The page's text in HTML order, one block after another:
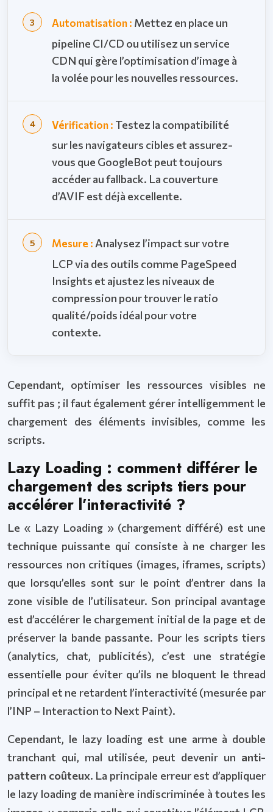
Automatisation : Mettez en place un
pipeline CI/CD ou utilisez un service
CDN qui gère l’optimisation d’image à
la volée pour les nouvelles ressources.
Vérification : Testez la compatibilité
sur les navigateurs cibles et assurez-
vous que GoogleBot peut toujours
accéder au fallback. La couverture
d’AVIF est déjà excellente.
Mesure : Analysez l’impact sur votre
LCP via des outils comme PageSpeed
Insights et ajustez les niveaux de
compression pour trouver le ratio
qualité/poids idéal pour votre
contexte.
Cependant, optimiser les ressources visibles ne
suffit pas ; il faut également gérer intelligemment le
chargement des éléments invisibles, comme les
scripts.
Lazy Loading : comment différer le
chargement des scripts tiers pour
accélérer l’interactivité ?
Le « Lazy Loading » (chargement différé) est une
technique puissante qui consiste à ne charger les
ressources non critiques (images, iframes, scripts)
que lorsqu’elles sont sur le point d’entrer dans la
zone visible de l’utilisateur. Son principal avantage
est d’accélérer le chargement initial de la page et de
préserver la bande passante. Pour les scripts tiers
(analytics, chat, publicités), c’est une stratégie
essentielle pour éviter qu’ils ne bloquent le thread
principal et ne retardent l’interactivité (mesurée par
l’INP – Interaction to Next Paint).
Cependant, le lazy loading est une arme à double
tranchant qui, mal utilisée, peut devenir un anti-
pattern coûteux. La principale erreur est d’appliquer
le lazy loading de manière indiscriminée à toutes les